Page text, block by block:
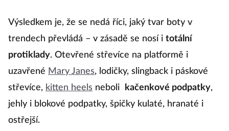
Výsledkem je, že se nedá říci, jaký tvar boty v
trendech převládá – v zásadě se nosí i totální
protiklady. Otevřené střevíce na platformě i
uzavřené Mary Janes, lodičky, slingback i páskové
střevíce, kitten heels neboli kačenkové podpatky,
jehly i blokové podpatky, špičky kulaté, hranaté i
ostřejší.